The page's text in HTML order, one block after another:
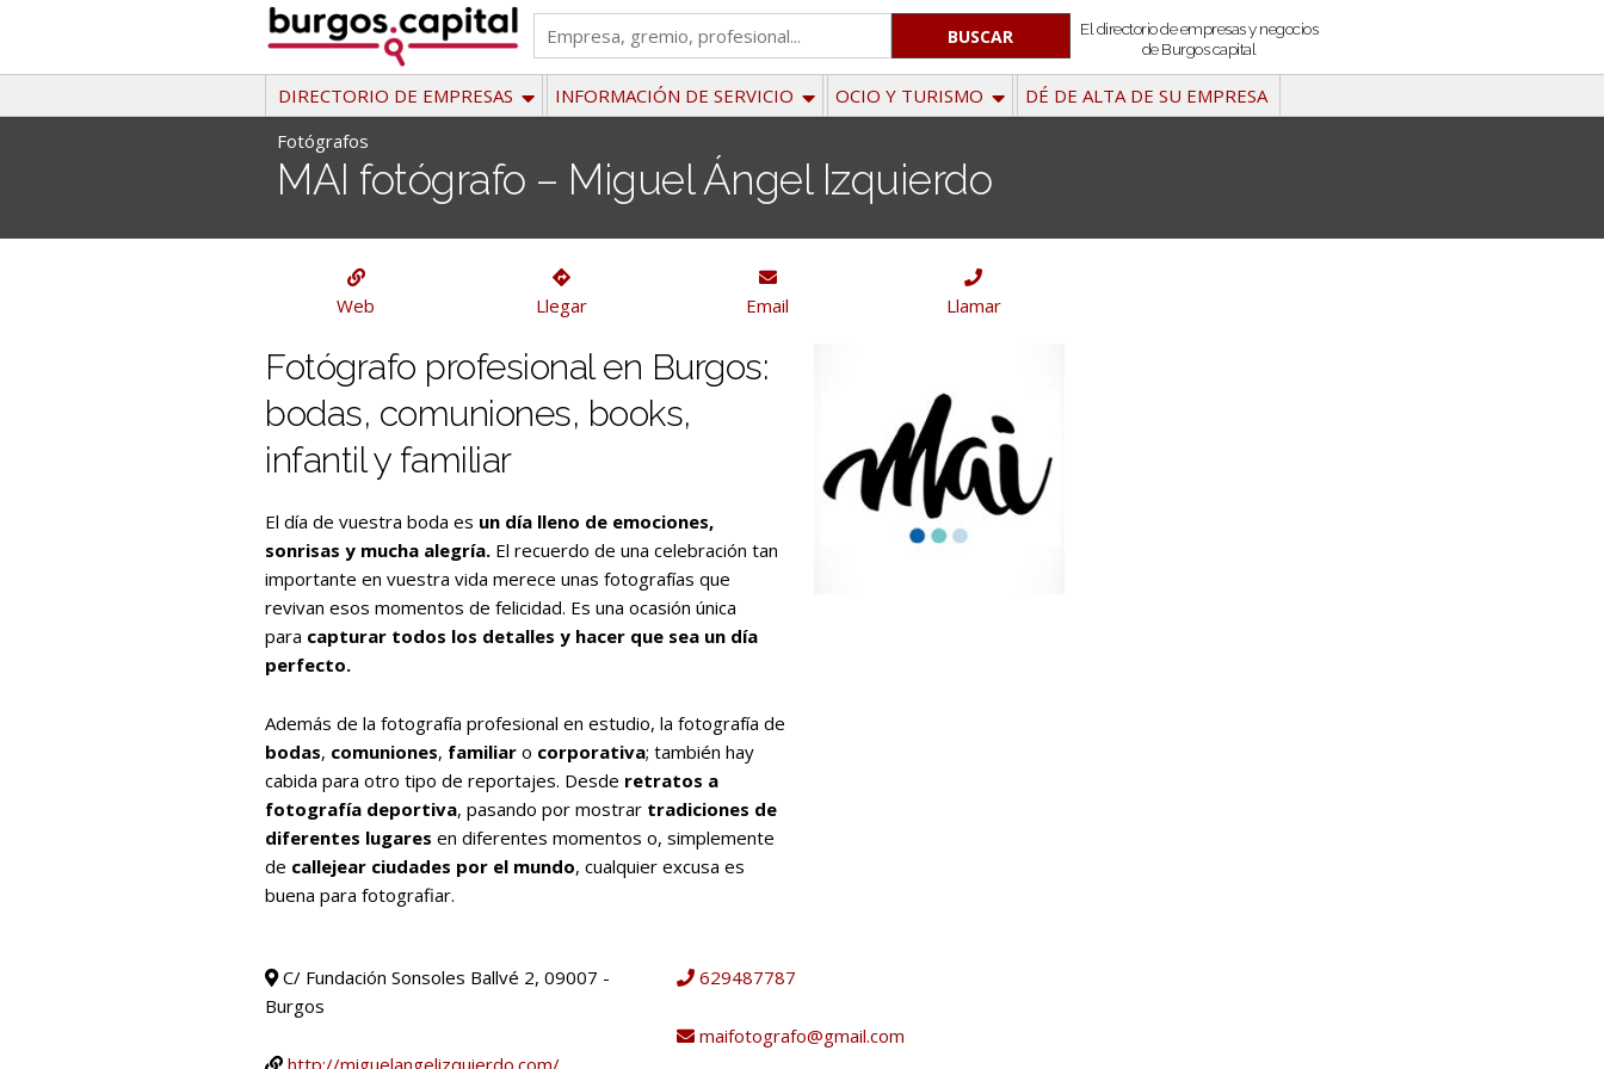
contenido
.
__('Search
for:')
El directorio de empresas y negocios
de Burgos capital
DIRECTORIO DE EMPRESAS INFORMACIÓN DE SERVICIO OCIO Y TURISMO
DÉ DE ALTA DE SU EMPRESA
Fotógrafos
MAI fotógrafo – Miguel Ángel Izquierdo
Web Llegar Email Llamar
Fotógrafo profesional en Burgos:
bodas, comuniones, books,
infantil y familiar
El día de vuestra boda es un día lleno de emociones,
sonrisas y mucha alegría. El recuerdo de una celebración tan
importante en vuestra vida merece unas fotografías que
revivan esos momentos de felicidad. Es una ocasión única
para capturar todos los detalles y hacer que sea un día
perfecto.
Además de la fotografía profesional en estudio, la fotografía de
bodas, comuniones, familiar o corporativa; también hay
cabida para otro tipo de reportajes. Desde retratos a
fotografía deportiva, pasando por mostrar tradiciones de
diferentes lugares en diferentes momentos o, simplemente
de callejear ciudades por el mundo, cualquier excusa es
buena para fotografiar.
C/ Fundación Sonsoles Ballvé 2, 09007 -
Burgos
http://miguelangelizquierdo.com/
629487787
maifotografo@gmail.com